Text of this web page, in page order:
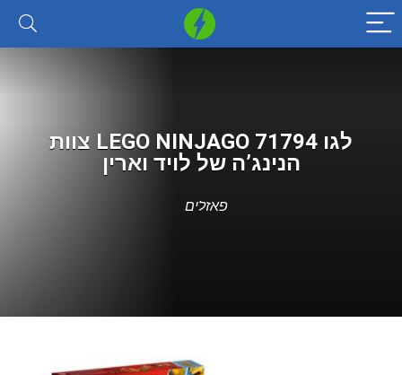
לגו 71794 LEGO NINJAGO צוות
הנינג’ה של לויד וארין
פאזלים